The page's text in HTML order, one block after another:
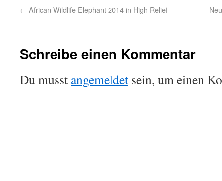
← African Wildlife Elephant 2014 in High Relief
Schreibe einen Kommentar
Du musst angemeldet sein, um einen